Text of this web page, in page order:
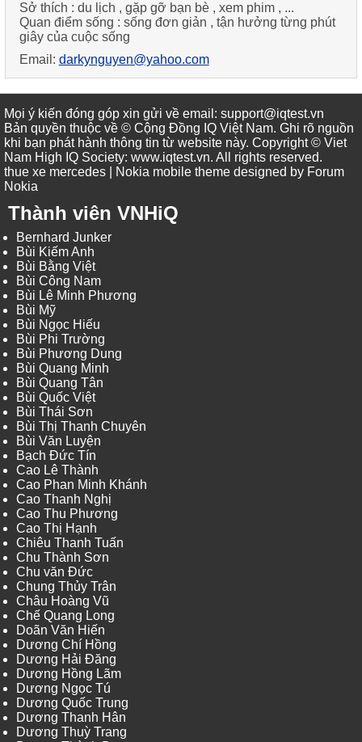
Sở thích : du lịch , gặp gỡ bạn bè , xem phim , ...
Quan điểm sống : sống đơn giản , tận hưởng từng phút
giây của cuộc sống
Email: darkynguyen@yahoo.com
Mọi ý kiến đóng góp xin gửi về email: support@iqtest.vn
Bản quyền thuộc về © Cộng Đồng IQ Việt Nam. Ghi rõ nguồn
khi bạn phát hành thông tin từ website này. Copyright © Viet
Nam High IQ Society: www.iqtest.vn. All rights reserved.
thue xe mercedes | Nokia mobile theme designed by Forum
Nokia
Thành viên VNHiQ
Bernhard Junker
Bùi Kiếm Anh
Bùi Bằng Việt
Bùi Công Nam
Bùi Lê Minh Phương
Bùi Mỹ
Bùi Ngọc Hiếu
Bùi Phi Trường
Bùi Phương Dung
Bùi Quang Minh
Bùi Quang Tân
Bùi Quốc Việt
Bùi Thái Sơn
Bùi Thị Thanh Chuyên
Bùi Văn Luyện
Bạch Đức Tín
Cao Lê Thành
Cao Phan Minh Khánh
Cao Thanh Nghị
Cao Thu Phương
Cao Thị Hạnh
Chiêu Thanh Tuấn
Chu Thành Sơn
Chu văn Đức
Chung Thủy Trân
Châu Hoàng Vũ
Chế Quang Long
Doãn Văn Hiến
Dương Chí Hồng
Dương Hải Đăng
Dương Hồng Lãm
Dương Ngọc Tú
Dương Quốc Trung
Dương Thanh Hân
Dương Thuỳ Trang